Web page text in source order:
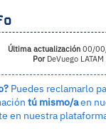
Última actualización 00/
PorDeVuego LATAM
Puedes reclamarlo
tú mismo/aen
en nuestra